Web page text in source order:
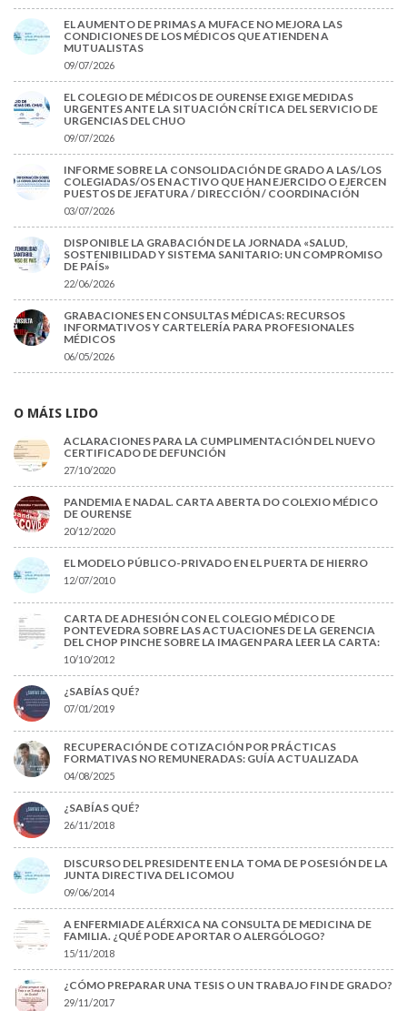
EL AUMENTO DE PRIMAS A MUFACE NO MEJORA LAS
CONDICIONES DE LOS MÉDICOS QUE ATIENDEN A
MUTUALISTAS
09/07/2026
EL COLEGIO DE MÉDICOS DE OURENSE EXIGE MEDIDAS
URGENTES ANTE LA SITUACIÓN CRÍTICA DEL SERVICIO DE
URGENCIAS DEL CHUO
09/07/2026
INFORME SOBRE LA CONSOLIDACIÓN DE GRADO A LAS/LOS
COLEGIADAS/OS EN ACTIVO QUE HAN EJERCIDO O EJERCEN
PUESTOS DE JEFATURA / DIRECCIÓN / COORDINACIÓN
03/07/2026
DISPONIBLE LA GRABACIÓN DE LA JORNADA «SALUD,
SOSTENIBILIDAD Y SISTEMA SANITARIO: UN COMPROMISO
DE PAÍS»
22/06/2026
GRABACIONES EN CONSULTAS MÉDICAS: RECURSOS
INFORMATIVOS Y CARTELERÍA PARA PROFESIONALES
MÉDICOS
06/05/2026
O MÁIS LIDO
ACLARACIONES PARA LA CUMPLIMENTACIÓN DEL NUEVO
CERTIFICADO DE DEFUNCIÓN
27/10/2020
PANDEMIA E NADAL. CARTA ABERTA DO COLEXIO MÉDICO
DE OURENSE
20/12/2020
EL MODELO PÚBLICO-PRIVADO EN EL PUERTA DE HIERRO
12/07/2010
CARTA DE ADHESIÓN CON EL COLEGIO MÉDICO DE
PONTEVEDRA SOBRE LAS ACTUACIONES DE LA GERENCIA
DEL CHOP PINCHE SOBRE LA IMAGEN PARA LEER LA CARTA:
10/10/2012
¿SABÍAS QUÉ?
07/01/2019
RECUPERACIÓN DE COTIZACIÓN POR PRÁCTICAS
FORMATIVAS NO REMUNERADAS: GUÍA ACTUALIZADA
04/08/2025
¿SABÍAS QUÉ?
26/11/2018
DISCURSO DEL PRESIDENTE EN LA TOMA DE POSESIÓN DE LA
JUNTA DIRECTIVA DEL ICOMOU
09/06/2014
A ENFERMIADE ALÉRXICA NA CONSULTA DE MEDICINA DE
FAMILIA. ¿QUÉ PODE APORTAR O ALERGÓLOGO?
15/11/2018
¿CÓMO PREPARAR UNA TESIS O UN TRABAJO FIN DE GRADO?
29/11/2017